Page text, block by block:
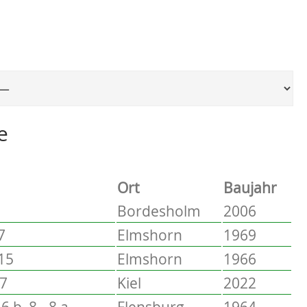
um zur entsprechenden Seite zu
Ort
Baujahr
Bordesholm
2006
Elmshorn
1969
Elmshorn
1966
Kiel
2022